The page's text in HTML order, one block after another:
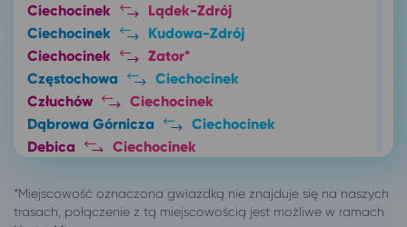
Ciechocinek
Lądek-Zdrój
Ciechocinek
Kudowa-Zdrój
Ciechocinek
Zator*
Częstochowa
Ciechocinek
Człuchów
Ciechocinek
Dąbrowa Górnicza
Ciechocinek
Dębica
Ciechocinek
Garwolin
Ciechocinek
Gdańsk
Ciechocinek